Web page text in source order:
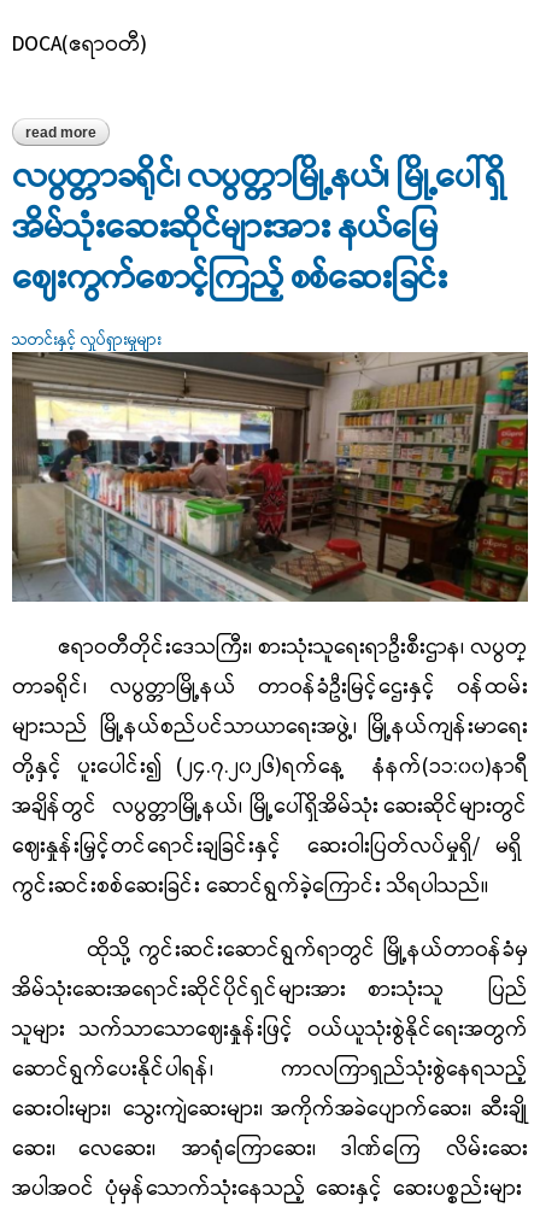
DOCA(ဧရာဝတီ)
read more about မြောင်းမြခရိုင်၊ ဝါးခယ်မမြို့နယ်၊ မြို့မဈေးရှိ ကုန်စုံဆိုင်များအား
ကုန်အညွှန်းအမှတ်အသားပြည့်စုံမှုရှိ/ မရှိ ကွင်းဆင်းစစ်ဆေး
လပွတ္တာခရိုင်၊ လပွတ္တာမြို့နယ်၊ မြို့ပေါ်ရှိ
အိမ်သုံးဆေးဆိုင်များအား နယ်မြေ
ဈေးကွက်စောင့်ကြည့် စစ်ဆေးခြင်း
သတင်းနှင့် လှုပ်ရှားမှုများ
ဧရာဝတီတိုင်းဒေသကြီး၊ စားသုံးသူရေးရာဦးစီးဌာန၊ လပွတ္
တာခရိုင်၊ လပွတ္တာမြို့နယ် တာဝန်ခံဦးမြင့်ဌေးနှင့်
ဝန်ထမ်း
များသည် မြို့နယ်စည်ပင်သာယာရေးအဖွဲ့၊ မြို့နယ်ကျန်းမာရေး
တို့နှင့် ပူးပေါင်း၍ ( ၂၄.၇. ၂၀၂၆)ရက်နေ့ နံနက်(၁၁:၀၀)နာရီ
အချိန်တွင် လပွတ္တာမြို့နယ်၊ မြို့ပေါ်ရှိအိမ်သုံးဆေးဆိုင်များတွင်
ဈေးနှုန်းမြှင့်တင်ရောင်းချခြင်းနှင့်
ဆေးဝါးပြတ်လပ်မှုရှိ/ မရှိ
ကွင်းဆင်းစစ်ဆေးခြင်း ဆောင်ရွက်ခဲ့ကြောင်း သိရပါသည်။
ထိုသို့ ကွင်းဆင်းဆောင်ရွက်ရာတွင် မြို့နယ်တာဝန်ခံမှ
အိမ်သုံးဆေးအရောင်းဆိုင်ပိုင်ရှင်များအား စားသုံးသူ ပြည်
သူများ သက်သာသောဈေးနှုန်းဖြင့် ဝယ်ယူသုံးစွဲနိုင်ရေးအတွက်
ဆောင်ရွက်ပေးနိုင်ပါရန်၊ ကာလကြာရှည်သုံးစွဲနေရသည့်
ဆေးဝါးများ၊ သွေးကျဲဆေးများ၊ အကိုက်အခဲပျောက်ဆေး၊ ဆီးချို
ဆေး၊
လေဆေး၊ အာရုံကြောဆေး၊ ဒါဏ်ကြေ လိမ်းဆေး
အပါအဝင် ပုံမှန်သောက်သုံးနေသည့် ဆေးနှင့် ဆေးပစ္စည်းများ